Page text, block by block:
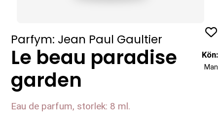
Parfym: Jean Paul Gaultier
Le beau paradise
garden
Eau de parfum, storlek: 8 ml.
Kön:
Man